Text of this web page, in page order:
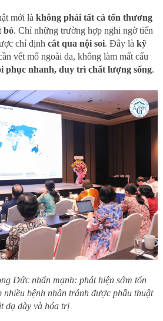
mới là không phải tất cả tổn thương
bỏ. Chỉ những trường hợp nghi ngờ tiến
chỉ định cắt qua nội soi. Đây là kỹ
vết mổ ngoài da, không làm mất cấu
phục nhanh, duy trì chất lượng sống.
Đức nhấn mạnh: phát hiện sớm tổn
bệnh nhân tránh được phẫu thuật
dạ dày và hóa trị